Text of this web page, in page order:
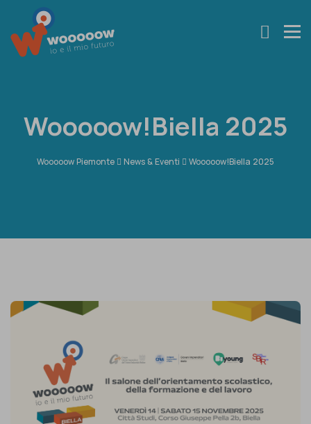
Wooooow!Biella 2025
Wooooow Piemonte News & Eventi Wooooow!Biella 2025